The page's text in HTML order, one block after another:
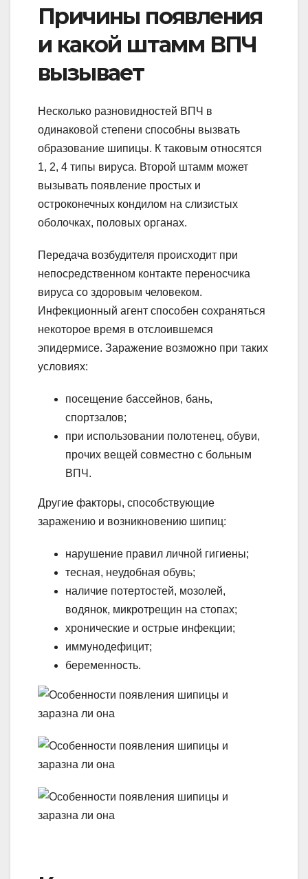
Причины появления
и какой штамм ВПЧ
вызывает
Несколько разновидностей ВПЧ в
одинаковой степени способны вызвать
образование шипицы. К таковым относятся
1, 2, 4 типы вируса. Второй штамм может
вызывать появление простых и
остроконечных кондилом на слизистых
оболочках, половых органах.
Передача возбудителя происходит при
непосредственном контакте переносчика
вируса со здоровым человеком.
Инфекционный агент способен сохраняться
некоторое время в отслоившемся
эпидермисе. Заражение возможно при таких
условиях:
посещение бассейнов, бань,
спортзалов;
при использовании полотенец, обуви,
прочих вещей совместно с больным
ВПЧ.
Другие факторы, способствующие
заражению и возникновению шипиц:
нарушение правил личной гигиены;
тесная, неудобная обувь;
наличие потертостей, мозолей,
водянок, микротрещин на стопах;
хронические и острые инфекции;
иммунодефицит;
беременность.